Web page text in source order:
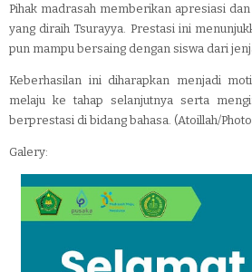
Pihak madrasah memberikan apresiasi
yang diraih Tsurayya. Prestasi ini
pun mampu bersaing dengan siswa dari
Keberhasilan ini diharapkan menjadi
melaju ke tahap selanjutnya serta
berprestasi di bidang bahasa. (Atoillah/
Galery: